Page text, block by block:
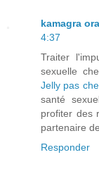
kamagra
4:37
Traiter
sexuelle
Jelly pas
santé
profiter des
partenaire
Responder